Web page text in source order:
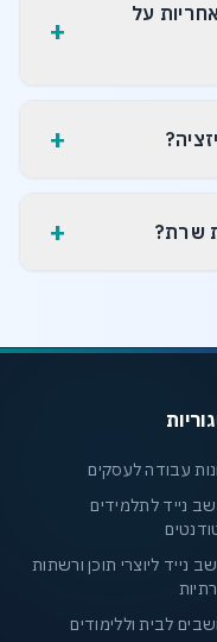
על
+
+
שרת? +
עבודה לעסקים
נייד לתלמידים
נייד ליוצרי תוכן ורשתות
לבית וללימודים